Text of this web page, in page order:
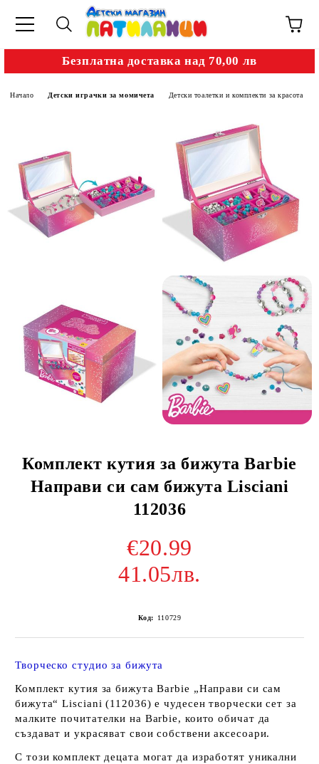
Безплатна доставка над 70,00 лв
Начало Детски играчки за момичета Детски тоалетки и комплекти за красота
Комплект кутия за бижута Barbie
Направи си сам бижута Lisciani
112036
€20.99
41.05лв.
Код: 110729
Творческо студио за бижута
Комплект кутия за бижута Barbie „Направи си сам
бижута“ Lisciani (112036) е чудесен творчески сет за
малките почитателки на Barbie, които обичат да
създават и украсяват свои собствени аксесоари.
С този комплект децата могат да изработят уникални